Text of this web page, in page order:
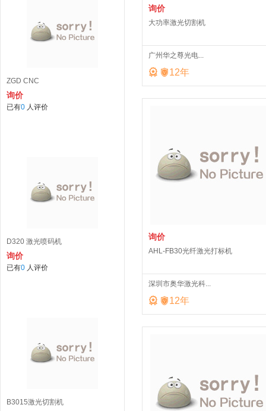
ZGD CNC
询价
已有0 人评价
D320 激光喷码机
询价
已有0 人评价
B3015激光切割机
询价
大功率激光切割机
广州华之尊光电...
 12年
询价
AHL-FB30光纤激光打标机
深圳市奥华激光科...
 12年